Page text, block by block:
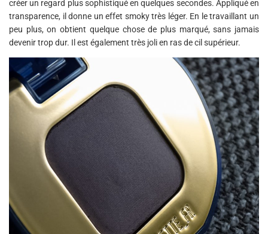
créer un regard plus sophistiqué en quelques secondes. Appliqué en
transparence, il donne un effet smoky très léger. En le travaillant un
peu plus, on obtient quelque chose de plus marqué, sans jamais
devenir trop dur. Il est également très joli en ras de cil supérieur.